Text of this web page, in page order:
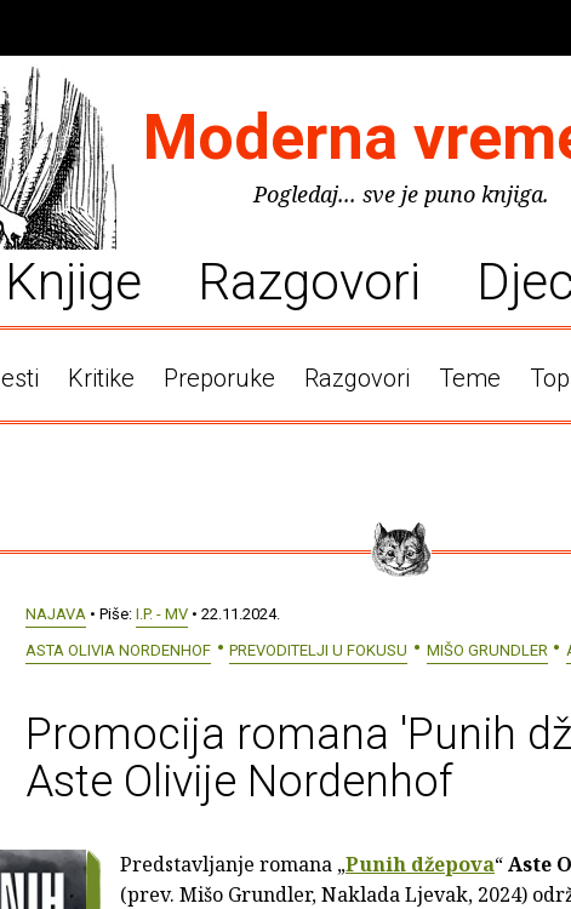
Moderna
Pogledaj... sve je puno knjiga.
Knjige Razgovori
Kritike Preporuke Razgovori Teme
NAJAVA • Piše: I.P. - MV • 22.11.2024.
ASTA OLIVIA NORDENHOF
PREVODITELJI U FOKUSU MIŠO GRUNDLER
Promocija romana 'Punih
Aste Olivije Nordenhof
Predstavljanje romana „Punih džepova“Aste
(prev. Mišo Grundler, Naklada Ljevak, 2024)